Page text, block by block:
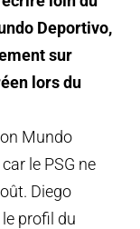
Deportivo,
sur
lors du
Mundo
le PSG ne
Diego
profil du